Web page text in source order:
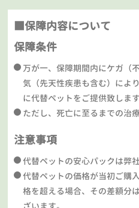
■保障内容について
保障条件
万が一、保障期間内にケガ（
気（先天性疾患も含む）によ
に代替ペットをご提供致します
ただし、死亡に至るまでの治
注意事項
代替ペットの安心パックは弊
代替ペットの価格が当初ご購
格を超える場合、その差額分